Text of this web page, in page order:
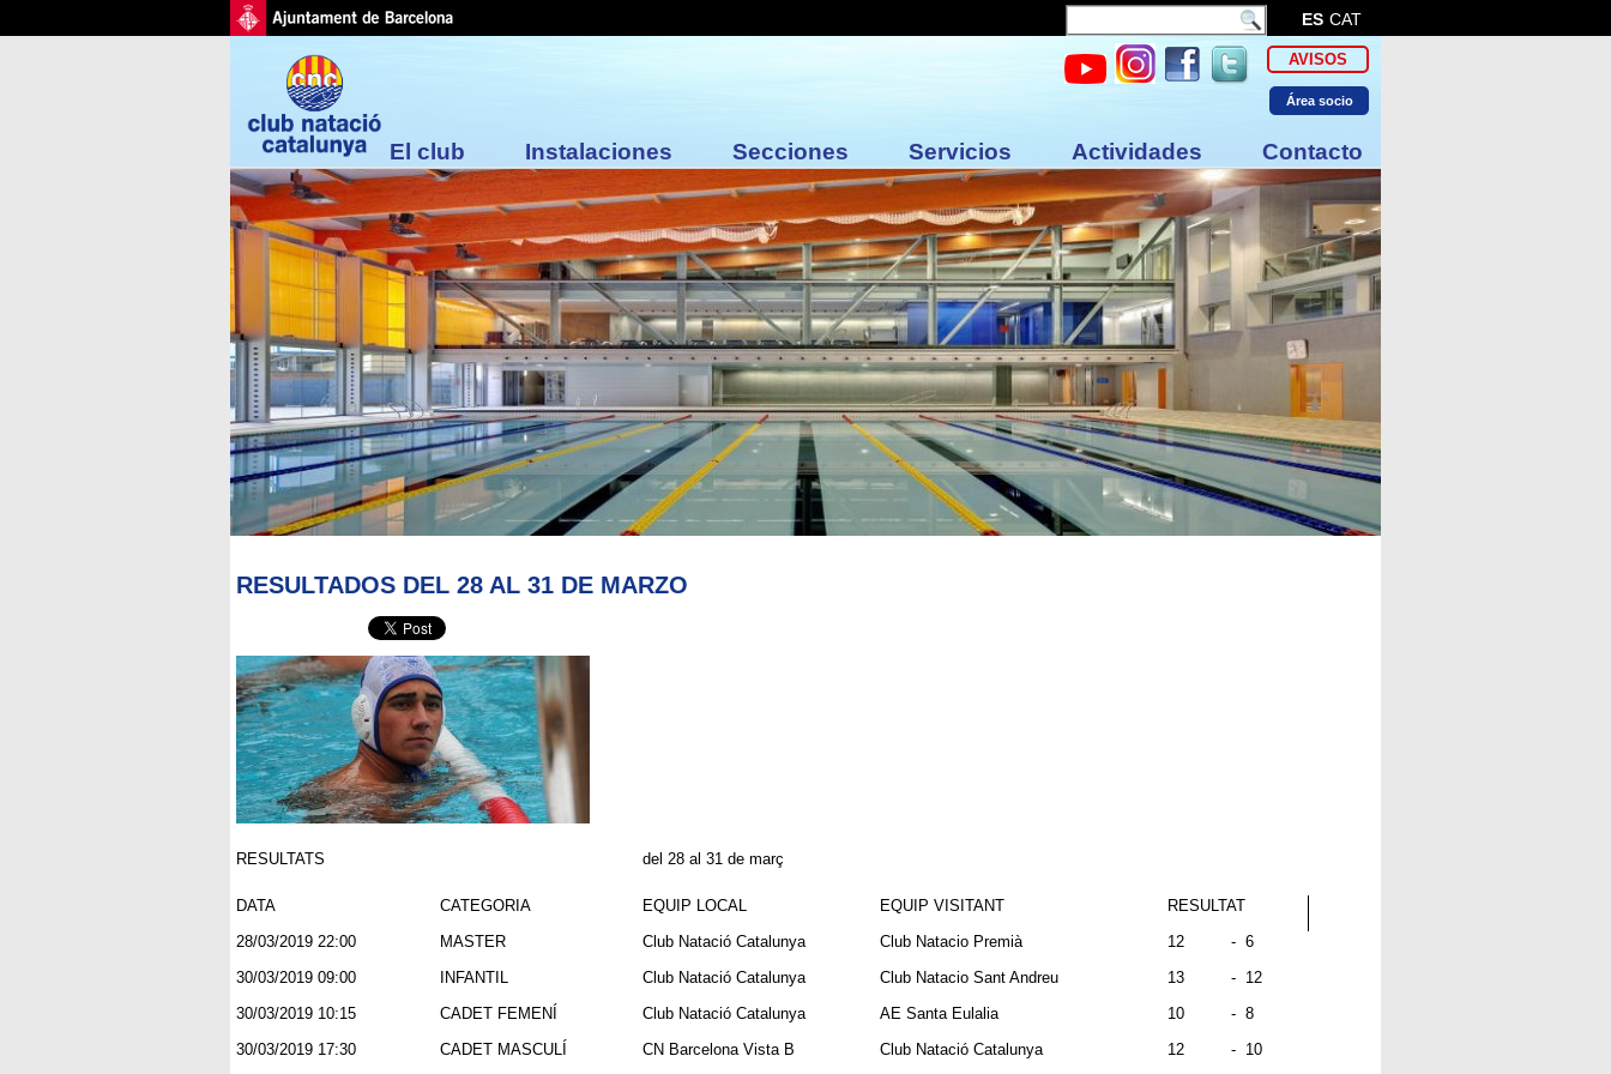
ES CAT
AVISOS
Área socio
El club Instalaciones Secciones Servicios Actividades Contacto
RESULTADOS DEL 28 AL 31 DE MARZO
RESULTATS del 28 al 31 de març
DATA CATEGORIA EQUIP LOCAL EQUIP VISITANT
RESULTAT
28/03/2019 22:00
MASTER Club Natació Catalunya Club Natacio Premià 12 - 6
30/03/2019 09:00
INFANTIL Club Natació Catalunya Club Natacio Sant Andreu 13 - 12
30/03/2019 10:15
CADET FEMENÍ Club Natació Catalunya AE Santa Eulalia 10 - 8
30/03/2019 17:30
CADET MASCULÍ CN Barcelona Vista B Club Natació Catalunya 12 - 10